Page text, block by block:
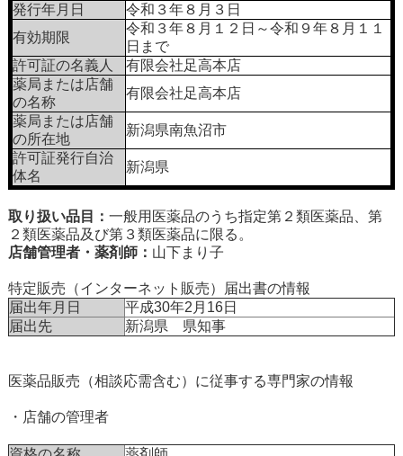
発行年月日
令和３年８月３日
有効期限
令和３年８月１２日～令和９年８月１１
日まで
許可証の名義人
有限会社足高本店
薬局または店舗
の名称
有限会社足高本店
薬局または店舗
の所在地
新潟県南魚沼市
許可証発行自治
体名
新潟県
取り扱い品目： 一般用医薬品のうち指定第２類医薬品、第
２類医薬品及び第３類医薬品に限る。
店舗管理者・薬剤師： 山下まり子
特定販売（インターネット販売）届出書の情報
届出年月日
平成30年2月16日
届出先
新潟県 県知事
医薬品販売（相談応需含む）に従事する専門家の情報
・店舗の管理者